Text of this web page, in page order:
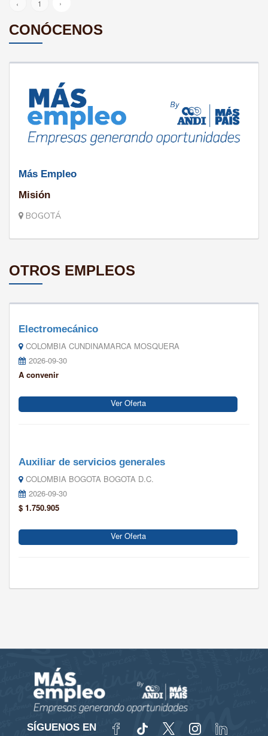
‹ 1 ›
CONÓCENOS
Más Empleo
Misión
BOGOTÁ
OTROS EMPLEOS
Electromecánico
COLOMBIA CUNDINAMARCA MOSQUERA
2026-09-30
A convenir
Ver Oferta
Auxiliar de servicios generales
COLOMBIA BOGOTA BOGOTA D.C.
2026-09-30
$ 1.750.905
Ver Oferta
SÍGUENOS EN